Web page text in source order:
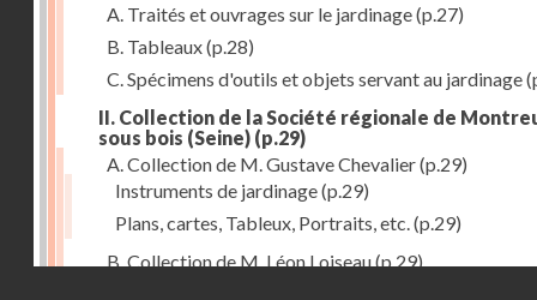
A. Traités et ouvrages sur le jardinage(p.27)
B. Tableaux(p.28)
C. Spécimens d'outils et objets servant au jardinage
II. Collection de la Société régionale de
sous bois (Seine) (p.29)
A. Collection de M. Gustave Chevalier(p.29)
Instruments de jardinage(p.29)
Plans, cartes, Tableux, Portraits, etc. (p.29)
B. Collection de M. Léon Loiseau(p.29)